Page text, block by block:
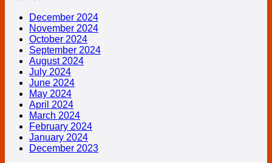
December 2024
November 2024
October 2024
September 2024
August 2024
July 2024
June 2024
May 2024
April 2024
March 2024
February 2024
January 2024
December 2023